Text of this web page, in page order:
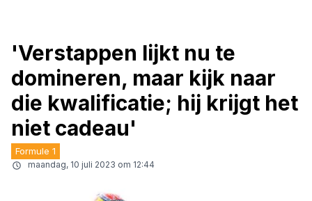
'Verstappen lijkt nu te
domineren, maar kijk naar
die kwalificatie; hij krijgt het
niet cadeau'
Formule 1
maandag, 10 juli 2023 om 12:44